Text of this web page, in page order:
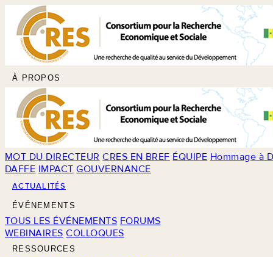
À PROPOS
MOT DU DIRECTEUR CRES EN BREF ÉQUIPE Hommage à
DAFFE IMPACT GOUVERNANCE
ACTUALITÉS
ÉVÉNEMENTS
TOUS LES ÉVÉNEMENTS FORUMS
WEBINAIRES COLLOQUES
RESSOURCES